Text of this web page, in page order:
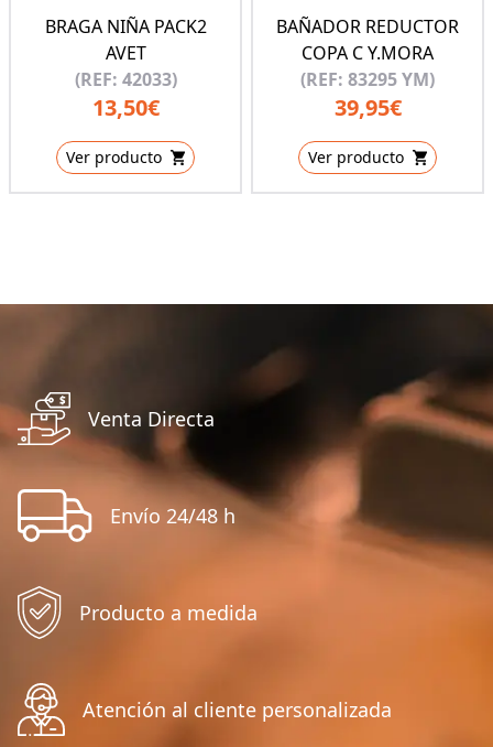
BRAGA NIÑA PACK2
AVET
(REF: 42033)
13,50€
Ver producto
BAÑADOR REDUCTOR
COPA C Y.MORA
(REF: 83295 YM)
39,95€
Ver producto
Venta Directa
Envío 24/48 h
Producto a medida
Atención al cliente personalizada